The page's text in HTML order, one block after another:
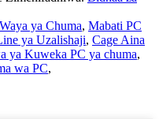
ya Chuma, Mabati PC
ya Uzalishaji, Cage Aina
ya Kuweka PC ya chuma,
wa PC,